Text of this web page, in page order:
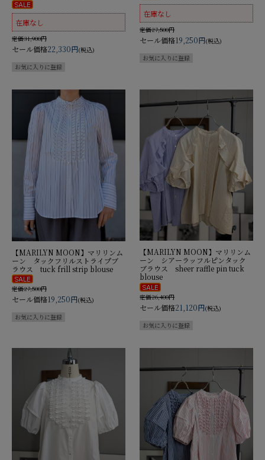
在庫なし
定価31,900円
セール価格22,330円(税込)
在庫なし
定価27,500円
セール価格19,250円(税込)
【MARILYN MOON】マリリンム
ーン タックフリルストライプブ
ラウス tuck frill strip blouse
定価27,500円
セール価格19,250円(税込)
【MARILYN MOON】マリリンム
ーン シアーラッフルピンタック
ブラウス sheer raffle pin tuck
blouse
定価26,400円
セール価格21,120円(税込)